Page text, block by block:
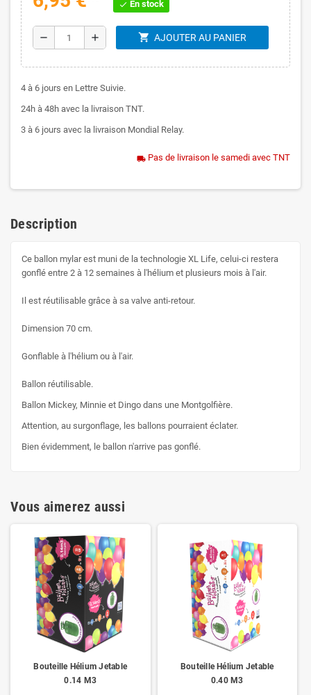
check En stock
remove add shopping_cart AJOUTER AU PANIER
4 à 6 jours en Lettre Suivie.
24h à 48h avec la livraison TNT.
3 à 6 jours avec la livraison Mondial Relay.
local_shipping Pas de livraison le samedi avec TNT
Description
Ce ballon mylar est muni de la technologie XL Life, celui-ci restera
gonflé entre 2 à 12 semaines à l'hélium et plusieurs mois à l'air.
Il est réutilisable grâce à sa valve anti-retour.
Dimension 70 cm.
Gonflable à l'hélium ou à l'air.
Ballon réutilisable.
Ballon Mickey, Minnie et Dingo dans une Montgolfière.
Attention, au surgonflage, les ballons pourraient éclater.
Bien évidemment, le ballon n'arrive pas gonflé.
Vous aimerez aussi
Bouteille Hélium Jetable
0.14 M3
Bouteille Hélium Jetable
0.40 M3